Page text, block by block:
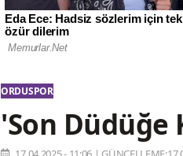
ORDUSPOR
'Son Düdüğe